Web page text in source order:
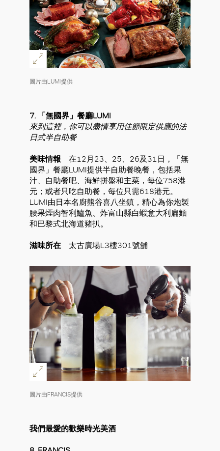
圖片由LUMI提供
7.
「無國界」餐廳LUMI
來到這裡，你可以盡情享用佳節限定供應的法
日式半自助餐
美味情報 在12月23、25、26及31日，「無
國界」餐廳LUMI提供半自助餐晚餐，包括果
汁、自助餐吧、海鮮拼盤和主菜，每位758港
元；或者只吃自助餐，每位只需618港元。
LUMI由日本名廚熊谷喜八坐鎮，精心為你炮製
腰果煙肉智利鱸魚、炸富山縣白蝦意大利扁麵
和巴黎式北海道豬扒。
滋味所在 太古廣場L3樓301號舖
圖片由FRANCIS提供
我們最愛的歡樂時光美酒